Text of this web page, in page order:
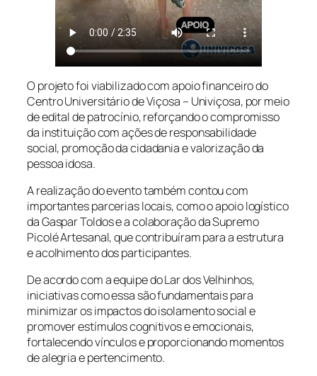
O projeto foi viabilizado com apoio financeiro do
Centro Universitário de Viçosa – Univiçosa, por meio
de edital de patrocínio, reforçando o compromisso
da instituição com ações de responsabilidade
social, promoção da cidadania e valorização da
pessoa idosa.
A realização do evento também contou com
importantes parcerias locais, como o apoio logístico
da Gaspar Toldos e a colaboração da Supremo
Picolé Artesanal, que contribuíram para a estrutura
e acolhimento dos participantes.
De acordo com a equipe do Lar dos Velhinhos,
iniciativas como essa são fundamentais para
minimizar os impactos do isolamento social e
promover estímulos cognitivos e emocionais,
fortalecendo vínculos e proporcionando momentos
de alegria e pertencimento.